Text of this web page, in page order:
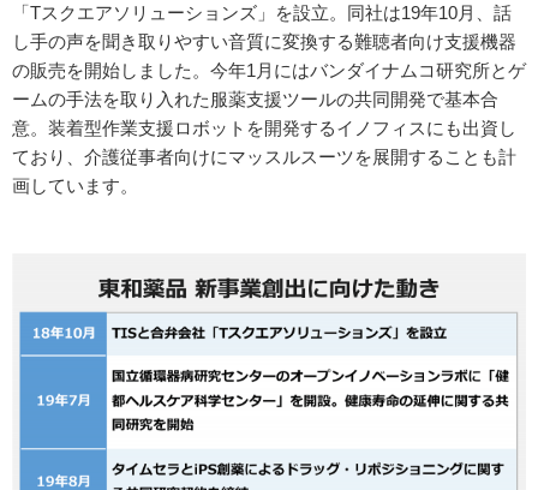
「Tスクエアソリューションズ」を設立。同社は19年10月、話
し手の声を聞き取りやすい音質に変換する難聴者向け支援機器
の販売を開始しました。今年1月にはバンダイナムコ研究所とゲ
ームの手法を取り入れた服薬支援ツールの共同開発で基本合
意。装着型作業支援ロボットを開発するイノフィスにも出資し
ており、介護従事者向けにマッスルスーツを展開することも計
画しています。